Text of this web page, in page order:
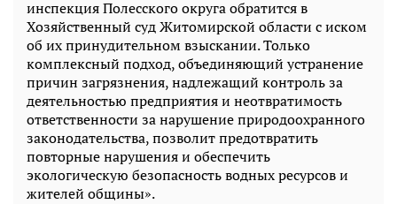
инспекция Полесского округа обратится в
Хозяйственный суд Житомирской области с иском
об их принудительном взыскании. Только
комплексный подход, объединяющий устранение
причин загрязнения, надлежащий контроль за
деятельностью предприятия и неотвратимость
ответственности за нарушение природоохранного
законодательства, позволит предотвратить
повторные нарушения и обеспечить
экологическую безопасность водных ресурсов и
жителей общины».